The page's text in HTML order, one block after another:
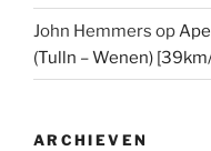
John Hemmers op
(Tulln – Wenen)
ARCHIEVEN